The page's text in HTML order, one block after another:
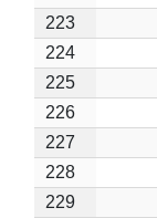
223
224
225
226
227
228
229